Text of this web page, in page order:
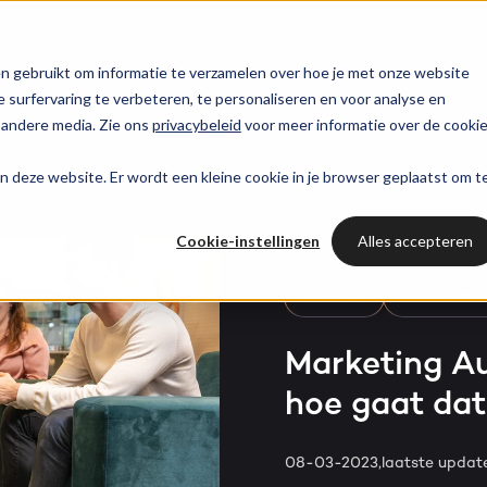
gebruikt om informatie te verzamelen over hoe je met onze website
te verbeteren, te personaliseren en voor analyse en
media. Zie ons privacybeleid voor meer informatie over de
deze website. Er wordt een kleine cookie in je browser geplaatst om
Cookie-instellingen Alles accepteren
marketing
HubSpot websites
Modules & templates
Growth-driven design
HubSpot partner
Awards
Gratis
& webinars HUBSPOT NIEUWSBRIEF
Op de hoogte
HubSpot nieuws?
Schrijf je nu in!
HubSpot integraties
HubSpot trainingen
Branches
WELKOM BIJ BRIGHT
Inspiratie
LAAT JE INSPIREREN
HubSpot
Could not loads
HUBSPOT MARKETING
Marketing
hoe gaat
08-03-2023,laatste